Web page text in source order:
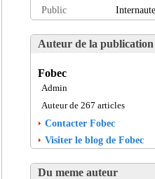
Public
Internaute
Auteur de la publication
Fobec
Admin
Auteur de 267 articles
Contacter Fobec
Visiter le blog de Fobec
Du meme auteur